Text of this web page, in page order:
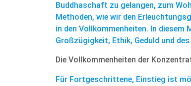
Buddhaschaft zu gelangen, zum
Methoden, wie wir den
in den Vollkommenheiten. In diesem
Großzügigkeit, Ethik, Geduld und
Die Vollkommenheiten der
Für Fortgeschrittene, Einstieg ist